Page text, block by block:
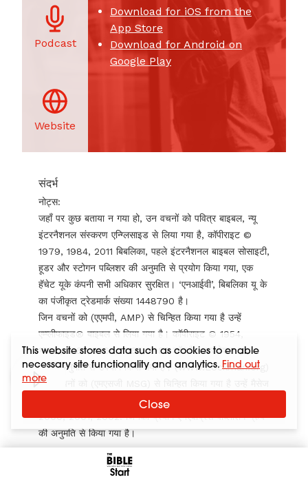
Start
Download for iOS from the
App Store
Download for Android on
Google Play
Podcast
Website
संदर्भ
नोट्स:
जहाँ पर कुछ बताया न गया हो, उन वचनों को पवित्र बाइबल, न्यू
इंटरनैशनल संस्करण एन्ग्लिसाइड से लिया गया है, कॉपीराइट ©
1979, 1984, 2011 बिबलिका, पहले इंटरनैशनल बाइबल सोसाइटी,
हूडर और स्टोगन पब्लिशर की अनुमति से प्रयोग किया गया, एक
हॅचेट यूके कंपनी सभी अधिकार सुरक्षित। ‘एनआईवी’, बिबलिका यू के
का पंजीकृत ट्रेडमार्क संख्या 1448790 है।
जिन वचनों को (एएमपी, AMP) से चिन्हित किया गया है उन्हें
एम्प्लीफाइड® बाइबल से लिया गया है। कॉपीराइट © 1954,
1958, 1962, 1964, 1965, 1987 लॉकमैन फाउंडेशन द्वारा
प्राप्त अनुमति से उपयोग किया गया है। (www.Lockman.org
जिन वचनों को (एमएसजी MSG) से चिन्हित किया गया है उन्हें मैसेज
से लिया गया है। कॉपीराइट © 1993, 1994, 1995, 1996,
2000, 2001, 2002. जिनका प्रयोग एनएवीप्रेस पब्लिशिंग ग्रुप
की अनुमति से किया गया है।
This website stores data such as cookies to enable
necessary site functionality and analytics. Find out
more
Close